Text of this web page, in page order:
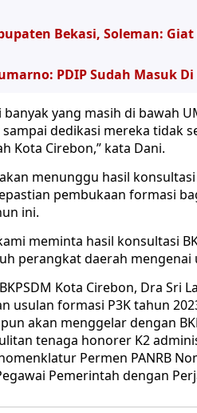
Bekasi, Soleman:
PDIP Sudah Masuk
banyak yang masih di bawah
dedikasi mereka tidak
Kota Cirebon,” kata Dani.
menunggu hasil
pembukaan formasi
ini.
meminta hasil konsultasi
perangkat daerah
Kota Cirebon, Dra Sri
usulan formasi P3K tahun
akan menggelar dengan
tenaga honorer K2
Permen PANRB
Pemerintah dengan